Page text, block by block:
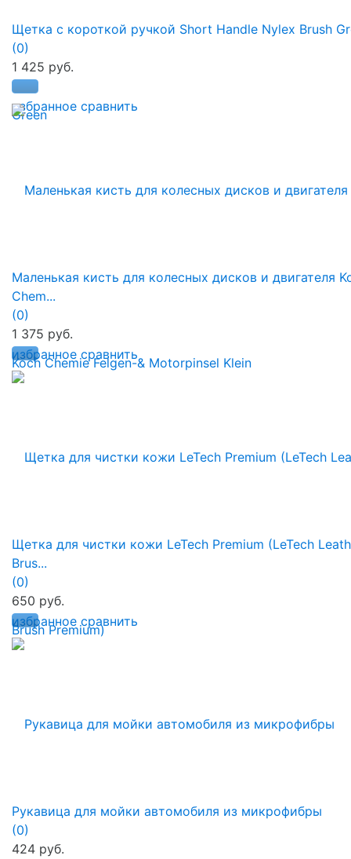
избранное сравнить
Щетка с короткой ручкой Short Handle Nylex Brush
(0)
1 425 руб.
избранное сравнить
Маленькая кисть для колесных дисков и двигателя
Chem...
(0)
1 375 руб.
избранное сравнить
Щетка для чистки кожи LeTech Premium (LeTech
Brus...
(0)
650 руб.
Рукавица для мойки автомобиля из микрофибры
(0)
424 руб.